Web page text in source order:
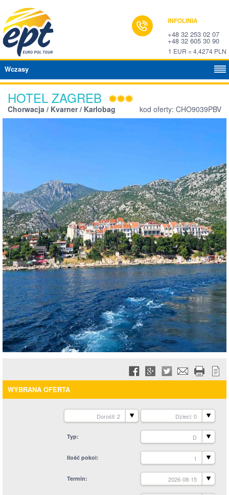
INFOLINIA
+48 32 253 02 07
+48 32 605 30 90
1 EUR = 4,4274 PLN
Wczasy
HOTEL ZAGREB
Chorwacja / Kvarner / Karlobag kod oferty: CHO9039PBV
WYBRANA OFERTA
Dorośli: 2 Dzieci: 0
Typ D
Ilość pokoi 1
Termin 2026-08-15